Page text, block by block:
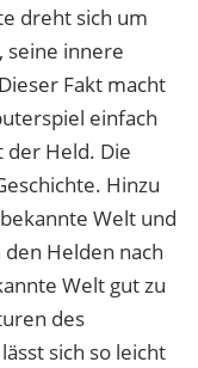
dreht sich um
seine innere
Fakt macht
einfach
der Held. Die
Hinzu
Welt und
Helden nach
Welt gut zu
des
sich so leicht